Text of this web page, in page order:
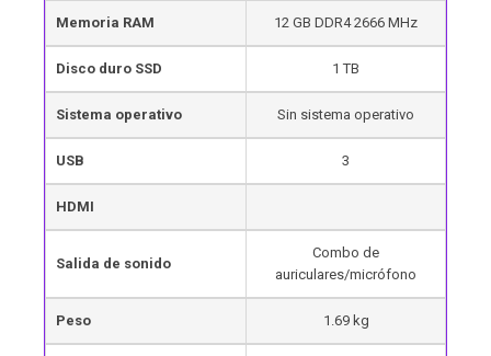
Memoria RAM 12 GB DDR4 2666 MHz
Disco duro SSD 1 TB
Sistema operativo Sin sistema operativo
USB 3
HDMI
Salida de sonido
Combo de
auriculares/micrófono
Peso 1.69 kg